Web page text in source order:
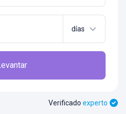
días
Verificado experto